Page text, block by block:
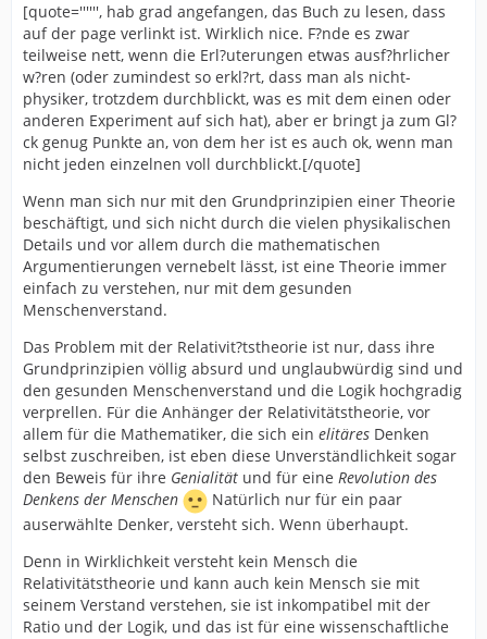
[quote='''''', hab grad angefangen, das Buch zu lesen, dass
auf der page verlinkt ist. Wirklich nice. F?nde es zwar
teilweise nett, wenn die Erl?uterungen etwas ausf?hrlicher
w?ren (oder zumindest so erkl?rt, dass man als nicht-
physiker, trotzdem durchblickt, was es mit dem einen oder
anderen Experiment auf sich hat), aber er bringt ja zum Gl?
ck genug Punkte an, von dem her ist es auch ok, wenn man
nicht jeden einzelnen voll durchblickt.[/quote]
Wenn man sich nur mit den Grundprinzipien einer Theorie
beschäftigt, und sich nicht durch die vielen physikalischen
Details und vor allem durch die mathematischen
Argumentierungen vernebelt lässt, ist eine Theorie immer
einfach zu verstehen, nur mit dem gesunden
Menschenverstand.
Das Problem mit der Relativit?tstheorie ist nur, dass ihre
Grundprinzipien völlig absurd und unglaubwürdig sind und
den gesunden Menschenverstand und die Logik hochgradig
verprellen. Für die Anhänger der Relativitätstheorie, vor
allem für die Mathematiker, die sich ein elitäres Denken
selbst zuschreiben, ist eben diese Unverständlichkeit sogar
den Beweis für ihre Genialität und für eine Revolution des
Denkens der Menschen
Natürlich nur für ein paar
auserwählte Denker, versteht sich. Wenn überhaupt.
Denn in Wirklichkeit versteht kein Mensch die
Relativitätstheorie und kann auch kein Mensch sie mit
seinem Verstand verstehen, sie ist inkompatibel mit der
Ratio und der Logik, und das ist für eine wissenschaftliche